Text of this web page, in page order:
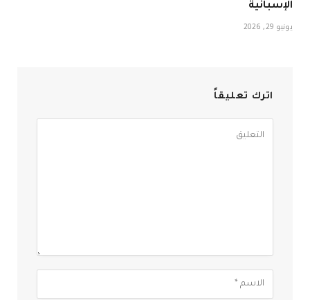
الإسبانية
يونيو 29, 2026
اترك تعليقاً